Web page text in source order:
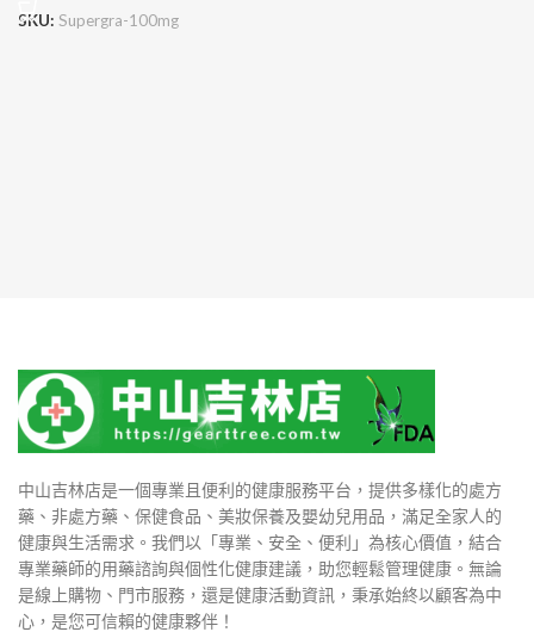
SKU: Supergra-100mg
中山吉林店是一個專業且便利的健康服務平台，提供多樣化的處方
藥、非處方藥、保健食品、美妝保養及嬰幼兒用品，滿足全家人的
健康與生活需求。我們以「專業、安全、便利」為核心價值，結合
專業藥師的用藥諮詢與個性化健康建議，助您輕鬆管理健康。無論
是線上購物、門市服務，還是健康活動資訊，秉承始終以顧客為中
心，是您可信賴的健康夥伴！